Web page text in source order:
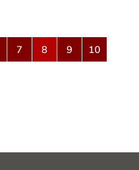
7 8 9
10